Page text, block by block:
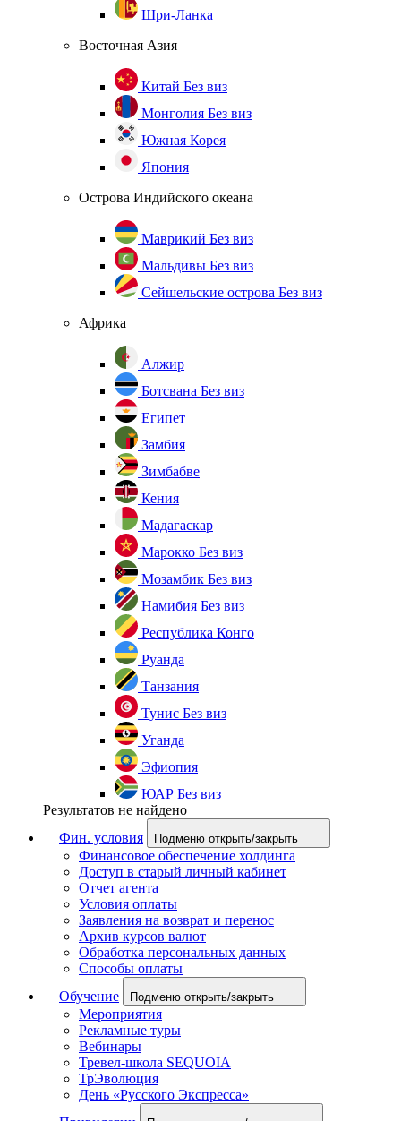
Шри-Ланка
Восточная Азия
Китай Без виз
Монголия Без виз
Южная Корея
Япония
Острова Индийского океана
Маврикий Без виз
Мальдивы Без виз
Сейшельские острова Без виз
Африка
Алжир
Ботсвана Без виз
Египет
Замбия
Зимбабве
Кения
Мадагаскар
Марокко Без виз
Мозамбик Без виз
Намибия Без виз
Республика Конго
Руанда
Танзания
Тунис Без виз
Уганда
Эфиопия
ЮАР Без виз
Результатов не найдено
Фин. условия
Подменю открыть/закрыть
Финансовое обеспечение холдинга
Доступ в старый личный кабинет
Отчет агента
Условия оплаты
Заявления на возврат и перенос
Архив курсов валют
Обработка персональных данных
Способы оплаты
Обучение
Подменю открыть/закрыть
Мероприятия
Рекламные туры
Вебинары
Тревел-школа SEQUOIA
ТрЭволюция
День «Русского Экспресса»